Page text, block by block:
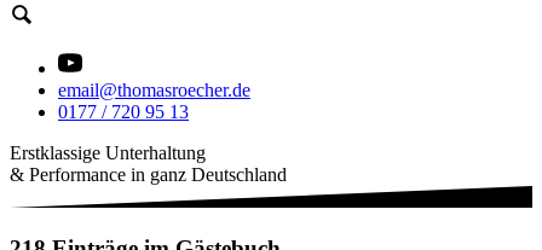
email@thomasroecher.de
0177 / 720 95 13
Erstklassige Unterhaltung
& Performance in ganz Deutschland